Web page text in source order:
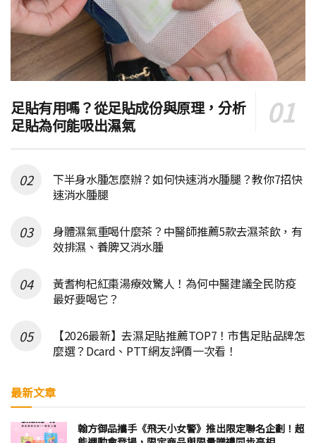
足貼有用嗎？從足貼成份與原理，分析
足貼為何能吸出濕氣
下半身水腫怎麼辦？如何快速消水腫腿？教你7招快
速消水腫腿
身體濕氣重喝什麼茶？中醫師推薦5款去濕茶飲，有
效排濕、養脾又消水腫
黃耆枸杞紅棗湯療效驚人！為何中醫建議全民防疫
最好要喝它？
【2026最新】去濕足貼推薦TOP7！市售足貼品牌怎
麼選？Dcard、PTT網友評價一次看！
最新文章
翰方御品攜手《飛天小女警》推出限定聯名企劃！超